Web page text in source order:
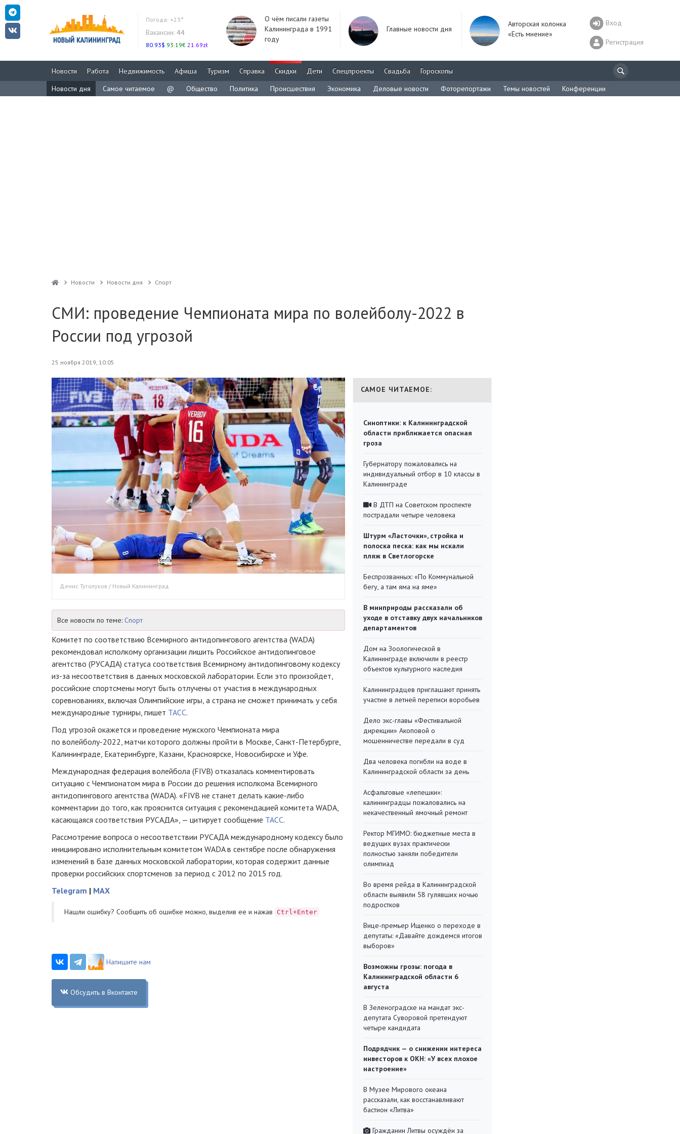
Погода: +23°
Вакансии: 44
80.93$ 93.19€ 21.69zł
О чём писали газеты
Калининграда в 1991
году
Главные новости дня
Авторская колонка
«Есть мнение»
Вход
Регистрация
Новости Работа Недвижимость Афиша Туризм Справка Скидки Дети Спецпроекты Свадьба
Гороскопы
Новости дня
Самое читаемое @ Общество Политика Происшествия Экономика Деловые новости Фоторепортажи Темы новостей Конференции
Новости Новости дня Спорт
СМИ: проведение Чемпионата мира по волейболу-2022 в
России под угрозой
25 ноября 2019, 10:05
Денис Туголуков / Новый Калининград
Все новости по теме: Спорт
Комитет по соответствию Всемирного антидопингового агентства (WADA)
рекомендовал исполкому организации лишить Российское антидопинговое
агентство (РУСАДА) статуса соответствия Всемирному антидопинговому кодексу
из-за несоответствия в данных московской лаборатории. Если это произойдет,
российские спортсмены могут быть отлучены от участия в международных
соревнованиях, включая Олимпийские игры, а страна не сможет принимать у себя
международные турниры, пишет ТАСС.
Под угрозой окажется и проведение мужского Чемпионата мира
по волейболу-2022, матчи которого должны пройти в Москве, Санкт-Петербурге,
Калининграде, Екатеринбурге, Казани, Красноярске, Новосибирске и Уфе.
Международная федерация волейбола (FIVB) отказалась комментировать
ситуацию с Чемпионатом мира в России до решения исполкома Всемирного
антидопингового агентства (WADA). «FIVB не станет делать какие-либо
комментарии до того, как прояснится ситуация с рекомендацией комитета WADA,
касающаяся соответствия РУСАДА», — цитирует сообщение ТАСС.
Рассмотрение вопроса о несоответствии РУСАДА международному кодексу было
инициировано исполнительным комитетом WADA в сентябре после обнаружения
изменений в базе данных московской лаборатории, которая содержит данные
проверки российских спортсменов за период с 2012 по 2015 год.
Telegram | MAX
Нашли ошибку? Cообщить об ошибке можно, выделив ее и нажав Ctrl+Enter
Напишите нам
Обсудить в Вконтакте
САМОЕ ЧИТАЕМОЕ:
Синоптики: к Калининградской
области приближается опасная
гроза
Губернатору пожаловались на
индивидуальный отбор в 10 классы в
Калининграде
В ДТП на Советском проспекте
пострадали четыре человека
Штурм «Ласточки», стройка и
полоска песка: как мы искали
пляж в Светлогорске
Беспрозванных: «По Коммунальной
бегу, а там яма на яме»
В минприроды рассказали об
уходе в отставку двух начальников
департаментов
Дом на Зоологической в
Калининграде включили в реестр
объектов культурного наследия
Калининградцев приглашают принять
участие в летней переписи воробьев
Дело экс-главы «Фестивальной
дирекции» Акоповой о
мошенничестве передали в суд
Два человека погибли на воде в
Калининградской области за день
Асфальтовые «лепешки»:
калининградцы пожаловались на
некачественный ямочный ремонт
Ректор МГИМО: бюджетные места в
ведущих вузах практически
полностью заняли победители
олимпиад
Во время рейда в Калининградской
области выявили 58 гулявших ночью
подростков
Вице-премьер Ищенко о переходе в
депутаты: «Давайте дождемся итогов
выборов»
Возможны грозы: погода в
Калининградской области 6
августа
В Зеленоградске на мандат экс-
депутата Суворовой претендуют
четыре кандидата
Подрядчик — о снижении интереса
инвесторов к ОКН: «У всех плохое
настроение»
В Музее Мирового океана
рассказали, как восстанавливают
бастион «Литва»
Гражданин Литвы осуждён за